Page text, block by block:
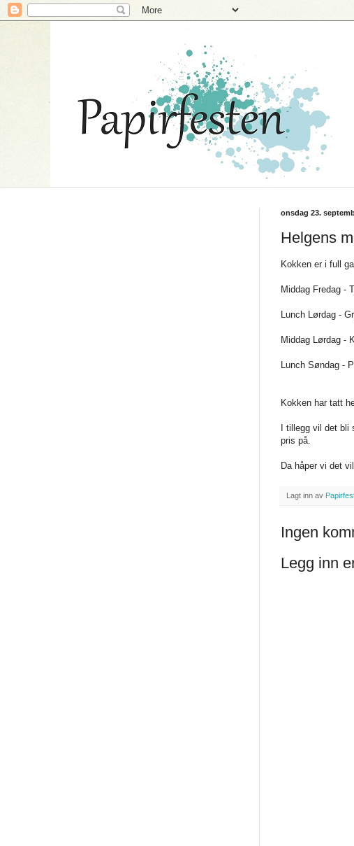
onsdag 23.
Helgens
Kokken er i full
Middag Fredag -
Lunch Lørdag -
Middag Lørdag -
Lunch Søndag -
Kokken har tatt
I tillegg vil det bli
pris på.
Da håper vi det
Lagt inn av
Ingen
Legg inn